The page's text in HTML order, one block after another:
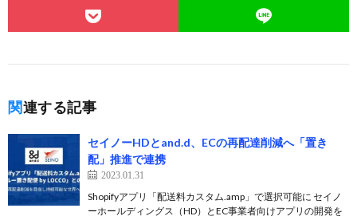
関連する記事
セイノーHDとand.d、ECの再配達削減へ「置き
配」推進で連携
2023.01.31
Shopifyアプリ「配送料カスタム.amp」で選択可能に セイノ
ーホールディングス（HD）とEC事業者向けアプリの開発を